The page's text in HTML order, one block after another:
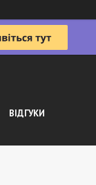
ВІДГУКИ